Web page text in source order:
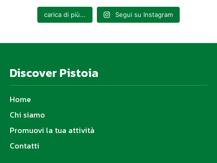
carica di più... Segui su Instagram
Discover Pistoia
Home
Chi siamo
Promuovi la tua attività
Contatti